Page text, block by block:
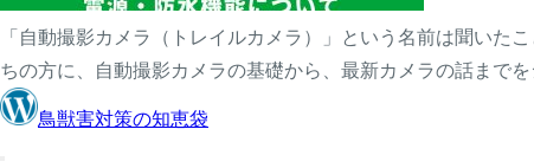
「自動撮影カメラ（トレイルカメラ）」という名前は聞いた
ちの方に、自動撮影カメラの基礎から、最新カメラの話まで
鳥獣害対策の知恵袋